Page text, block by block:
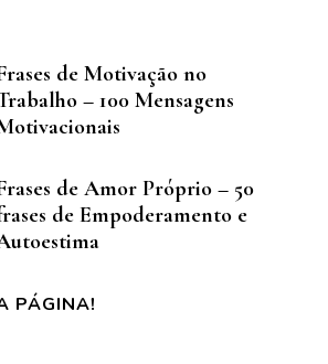
de Motivação no
– 100 Mensagens
de Amor Próprio – 50
de Empoderamento e
PÁGINA!